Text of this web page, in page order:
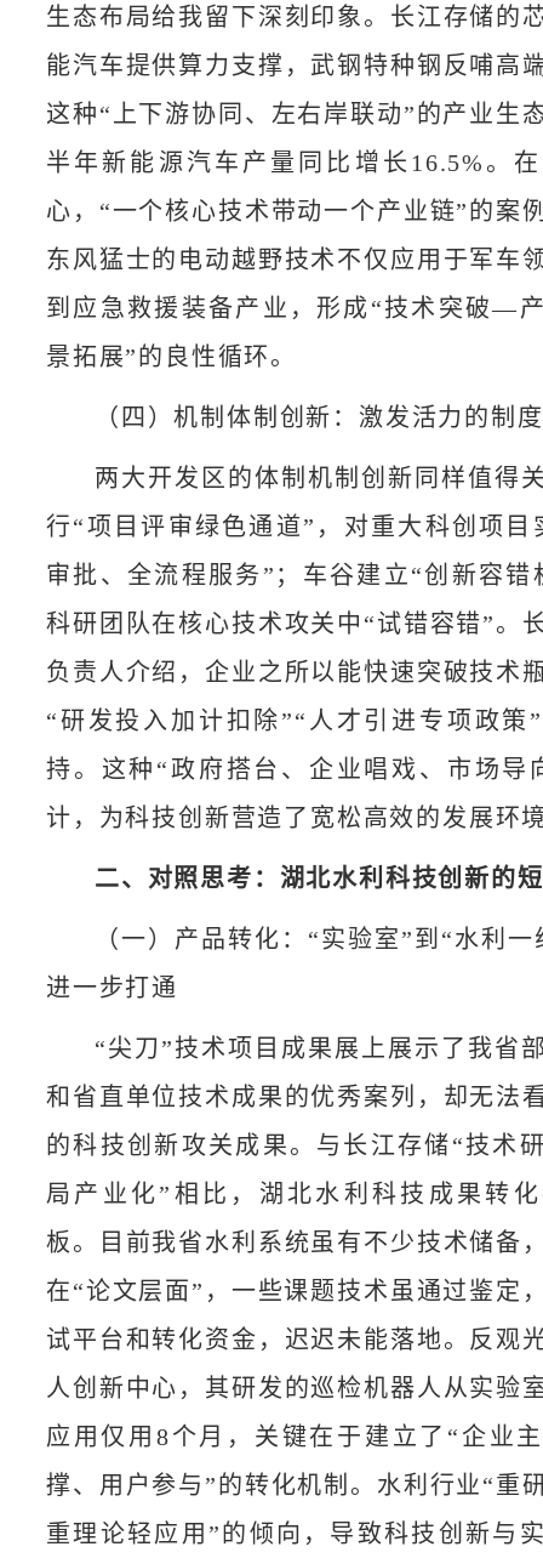
生态布局给我留下深刻印象。长江存储的
能汽车提供算力支撑，武钢特种钢反哺高
这种“上下游协同、左右岸联动”的产业生
半年新能源汽车产量同比增长16.5%。
心，“一个核心技术带动一个产业链”的案
东风猛士的电动越野技术不仅应用于军车
到应急救援装备产业，形成“技术突破—
景拓展”的良性循环。
（四）机制体制创新：激发活力的制
两大开发区的体制机制创新同样值得
行“项目评审绿色通道”，对重大科创项目
审批、全流程服务”；车谷建立“创新容错
科研团队在核心技术攻关中“试错容错”。
负责人介绍，企业之所以能快速突破技术
“研发投入加计扣除”“人才引进专项政策
持。这种“政府搭台、企业唱戏、市场导
计，为科技创新营造了宽松高效的发展环
二、对照思考：湖北水利科技创新的
（一）产品转化：“实验室”到“水利
进一步打通
“尖刀”技术项目成果展上展示了我省
和省直单位技术成果的优秀案列，却无法
的科技创新攻关成果。与长江存储“技术
局产业化”相比，湖北水利科技成果转
板。目前我省水利系统虽有不少技术储备
在“论文层面”，一些课题技术虽通过鉴定
试平台和转化资金，迟迟未能落地。反观
人创新中心，其研发的巡检机器人从实验
应用仅用8个月，关键在于建立了“企业
撑、用户参与”的转化机制。水利行业“重
重理论轻应用”的倾向，导致科技创新与